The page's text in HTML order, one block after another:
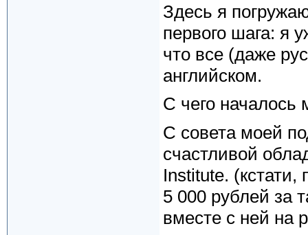
Здесь я
первого шага: я
что все (даже
английском.
С чего началось
С совета моей
счастливой
Institute.
5 000 рублей за
вместе с ней на